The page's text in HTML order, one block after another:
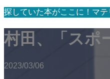
探していた本がここに！マ
村田、「スポ
2023/03/06